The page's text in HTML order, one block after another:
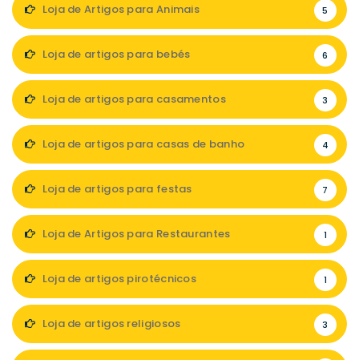
Loja de Artigos para Animais 5
Loja de artigos para bebés 6
Loja de artigos para casamentos 3
Loja de artigos para casas de banho 4
Loja de artigos para festas 7
Loja de Artigos para Restaurantes 1
Loja de artigos pirotécnicos 1
Loja de artigos religiosos 3